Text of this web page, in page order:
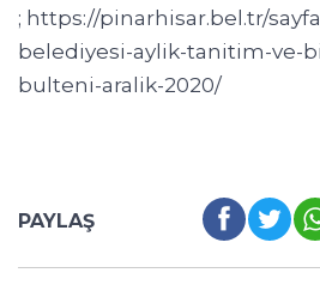
; https://pinarhisar.bel.tr/
belediyesi-aylik-tanitim-ve-
bulteni-aralik-2020/
PAYLAŞ